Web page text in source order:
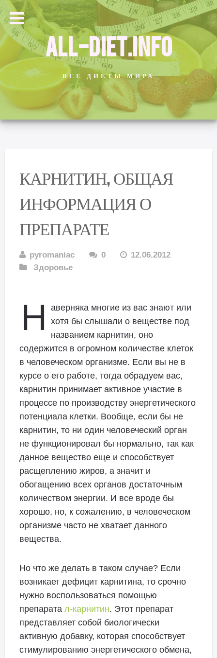
ALL-DIET.INFO
ВСЕ ДИЕТЫ МИРА
КАРНИТИН, ОБЩАЯ
ИНФОРМАЦИЯ О
ПРЕПАРАТЕ
pyromaniac 0
12.06.2012
Здоровье
Н
аверняка многие из вас знают или
хотя бы слышали о веществе под
названием карнитин, оно
содержится в огромном количестве клеток
в человеческом организме. Если вы не в
курсе о его работе, тогда обрадуем вас,
карнитин принимает активное участие в
процессе по производству энергетического
потенциала клетки. Вообще, если бы не
карнитин, то ни один человеческий орган
не функционировал бы нормально, так как
данное вещество еще и способствует
расщеплению жиров, а значит и
обогащению всех органов достаточным
количеством энергии. И все вроде бы
хорошо, но, к сожалению, в человеческом
организме часто не хватает данного
вещества.
Но что же делать в таком случае? Если
возникает дефицит карнитина, то срочно
нужно воспользоваться помощью
препарата л-карнитин. Этот препарат
представляет собой биологически
активную добавку, которая способствует
стимулированию энергетического обмена,